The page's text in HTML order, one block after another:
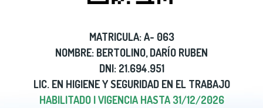
MATRICULA: A- 063
NOMBRE: BERTOLINO, DARÍO RUBEN
DNI: 21.694.951
LIC. EN HIGIENE Y SEGURIDAD EN EL TRABAJO
HABILITADO | VIGENCIA HASTA 31/12/2026